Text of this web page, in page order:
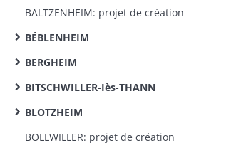
BALTZENHEIM: projet de création
BÉBLENHEIM
BERGHEIM
BITSCHWILLER-Iès-THANN
BLOTZHEIM
BOLLWILLER: projet de création